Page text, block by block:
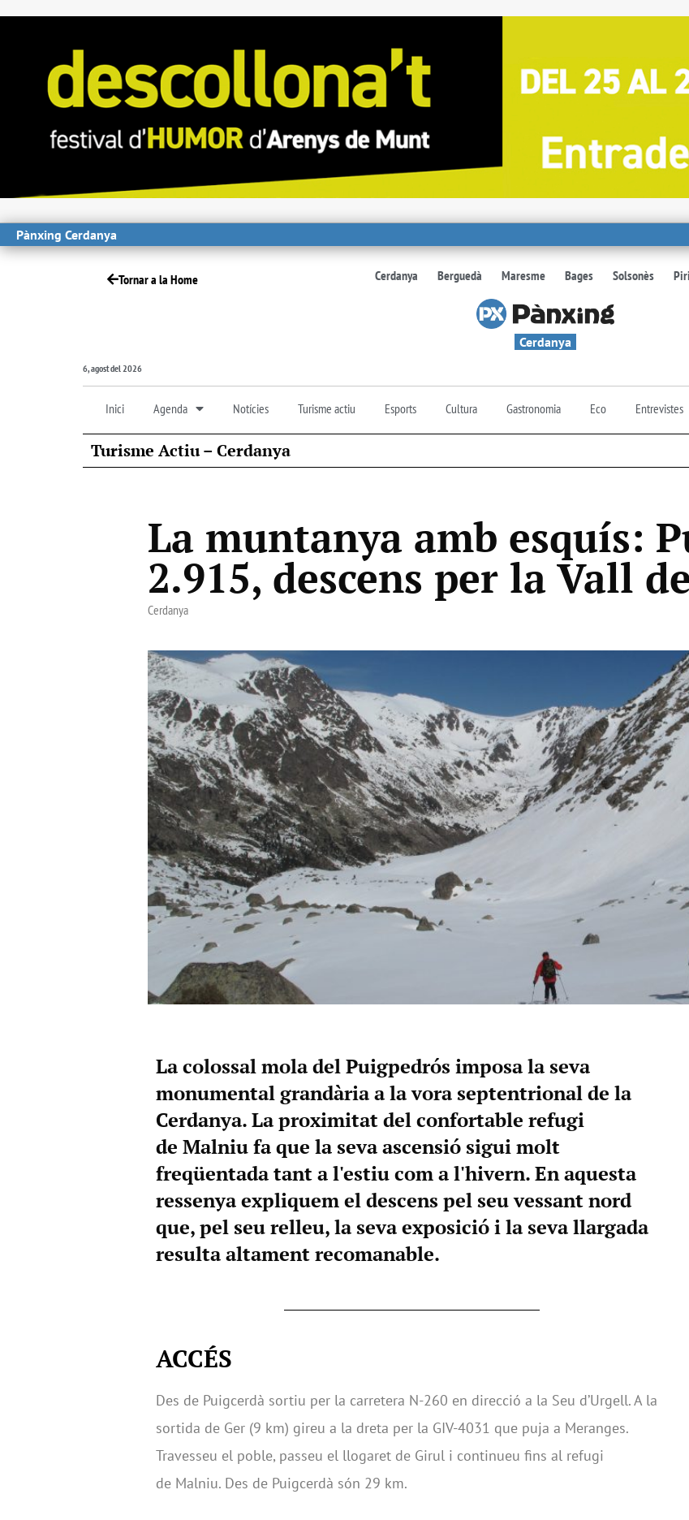
Pànxing Cerdanya
Tornar a la Home Cerdanya Berguedà Maresme Bages Solsonès
Cerdanya
6, agost del 2026
Inici Agenda Notícies Turisme actiu Esports Cultura Gastronomia Eco Entrevistes
Turisme Actiu – Cerdanya
La muntanya amb esquís:
2.915, descens per la Vall
Cerdanya
La colossal mola del Puigpedrós imposa la seva
monumental grandària a la vora septentrional de la
Cerdanya. La proximitat del confortable refugi
de Malniu fa que la seva ascensió sigui molt
freqüentada tant a l'estiu com a l'hivern. En aquesta
ressenya expliquem el descens pel seu vessant nord
que, pel seu relleu, la seva exposició i la seva llargada
resulta altament recomanable.
ACCÉS
Des de Puigcerdà sortiu per la carretera N-260 en direcció a la Seu d’Urgell. A la
sortida de Ger (9 km) gireu a la dreta per la GIV-4031 que puja a Meranges.
Travesseu el poble, passeu el llogaret de Girul i continueu fins al refugi
de Malniu. Des de Puigcerdà són 29 km.